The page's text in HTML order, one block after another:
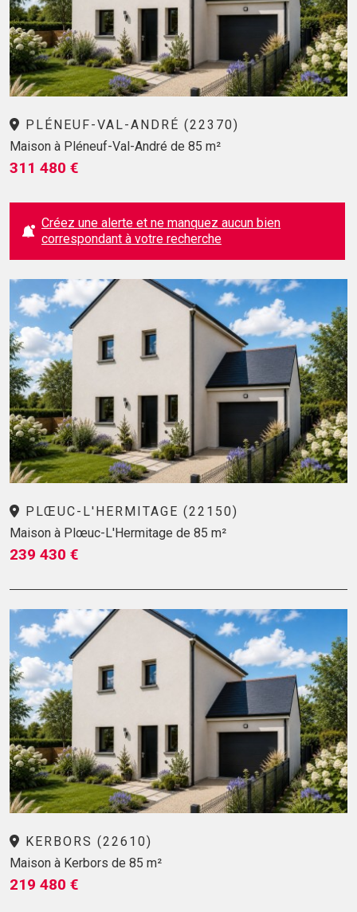
PLÉNEUF-VAL-ANDRÉ (22370)
Maison à Pléneuf-Val-André de 85 m²
311 480 €
Créez une alerte et ne manquez aucun bien
correspondant à votre recherche
PLŒUC-L'HERMITAGE (22150)
Maison à Plœuc-L'Hermitage de 85 m²
239 430 €
KERBORS (22610)
Maison à Kerbors de 85 m²
219 480 €